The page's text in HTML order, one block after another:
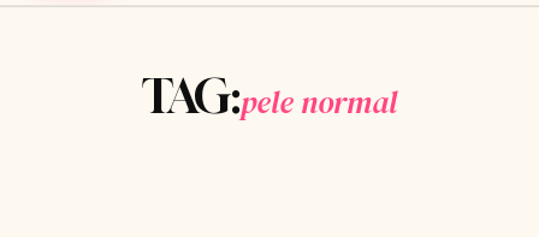
TAG:pele normal